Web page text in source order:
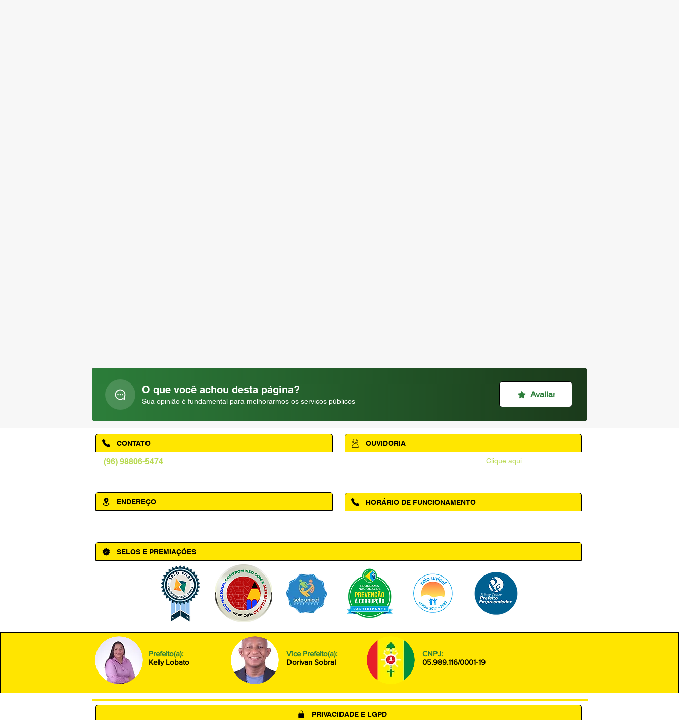
O que você achou desta página?
Sua opinião é fundamental para melhorarmos os serviços públicos
Avaliar
(96) 98806-5474
CONTATO
ENDEREÇO
Clique aqui
OUVIDORIA
HORÁRIO DE FUNCIONAMENTO
SELOS E PREMIAÇÕES
Prefeito(a):
Kelly Lobato
Vice Prefeito(a):
Dorivan Sobral
CNPJ:
05.989.116/0001-19
PRIVACIDADE E LGPD